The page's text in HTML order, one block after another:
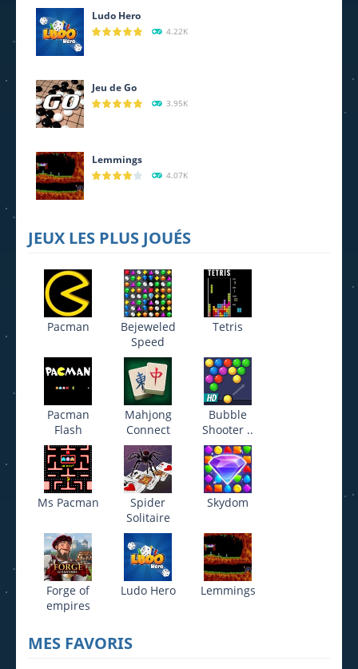
Ludo Hero
4.22K
Jeu de Go
3.95K
Lemmings
4.07K
JEUX LES PLUS JOUÉS
Pacman
Bejeweled
Speed
Tetris
Pacman
Flash
Mahjong
Connect
Bubble
Shooter ..
Ms Pacman
Spider
Solitaire
Skydom
Forge of
empires
Ludo Hero Lemmings
MES FAVORIS